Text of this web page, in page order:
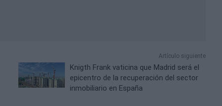
Artículo siguiente
Knigth Frank vaticina que Madrid será el
epicentro de la recuperación del sector
inmobiliario en España